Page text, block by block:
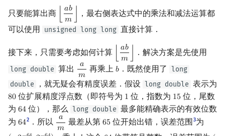
只要能算出商 𝑎𝑏
𝑚
abm
，最右侧表达式中的乘法和减法运算都
可以使用 unsigned long long 直接计算．
接下来，只需要考虑如何计算 𝑎𝑏
𝑚
abm ．解决方案是先使用
long double 算出
𝑎
𝑚
am 再乘上𝑏
b．既然使用了 long
double
，就无疑会有精度误差．假设 long double 表示为
80
80 位扩展精度浮点数（即符号为 1
1 位，指数为 15
15 位，尾数
为 64
64 位），那么 long double 最多能精确表示的有效位数
为 64
642 ．所以
𝑎
𝑚
am 最差从第65
65 位开始出错，误差范围 3为